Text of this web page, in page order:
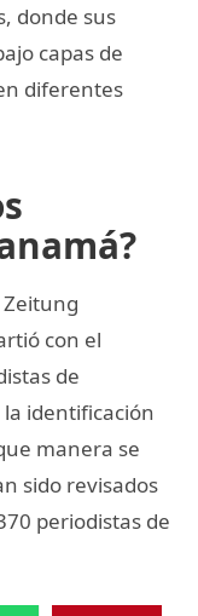
donde sus
capas de
diferentes
Zeitung
con el
de
identificación
manera se
sido revisados
periodistas de